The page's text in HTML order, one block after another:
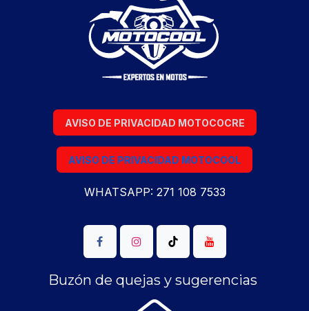
AVISO DE PRIVACIDAD MOTOCOCRE
AVISO DE PRIVACIDAD MOTOCOOL
WHATSAPP: 271 108 7533
Buzón de quejas y sugerencias